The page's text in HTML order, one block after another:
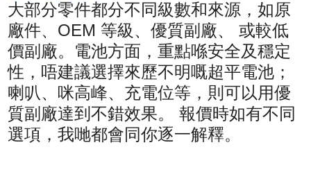
大部分零件都分不同級數和來源，如原
廠件、OEM 等級、優質副廠、 或較低
價副廠。電池方面，重點喺安全及穩定
性，唔建議選擇來歷不明嘅超平電池；
喇叭、咪高峰、充電位等，則可以用優
質副廠達到不錯效果。 報價時如有不同
選項，我哋都會同你逐一解釋。